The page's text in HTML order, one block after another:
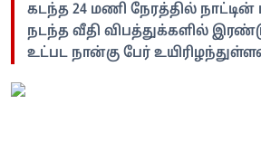
கடந்த 24 மணி நேரத்தில் நாட்டின்
நடந்த வீதி விபத்துக்களில்
உட்பட நான்கு பேர்